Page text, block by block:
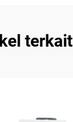
terkait